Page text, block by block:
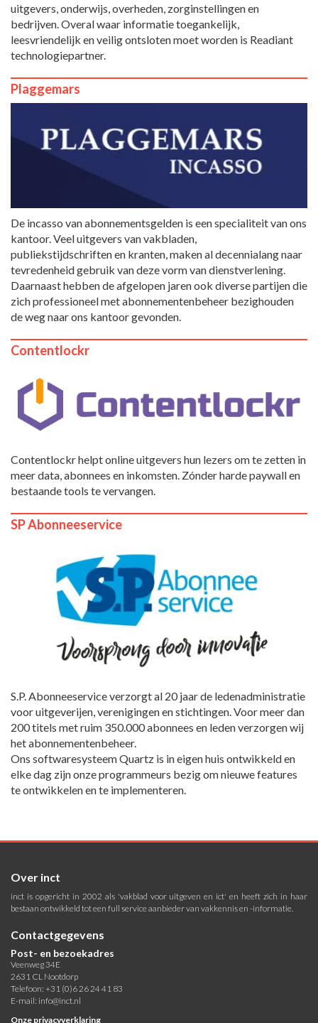
uitgevers, onderwijs, overheden, zorginstellingen en
bedrijven. Overal waar informatie toegankelijk,
leesvriendelijk en veilig ontsloten moet worden is Readiant
technologiepartner.
Plaggemars
De incasso van abonnementsgelden is een specialiteit van ons
kantoor. Veel uitgevers van vakbladen,
publiekstijdschriften en kranten, maken al decennialang naar
tevredenheid gebruik van deze vorm van dienstverlening.
Daarnaast hebben de afgelopen jaren ook diverse partijen die
zich professioneel met abonnementenbeheer bezighouden
de weg naar ons kantoor gevonden.
Contentlockr
Contentlockr helpt online uitgevers hun lezers om te zetten in
meer data, abonnees en inkomsten. Zónder harde paywall en
bestaande tools te vervangen.
SP Abonneeservice
S.P. Abonneeservice verzorgt al 20 jaar de ledenadministratie
voor uitgeverijen, verenigingen en stichtingen. Voor meer dan
200 titels met ruim 350.000 abonnees en leden verzorgen wij
het abonnementenbeheer.
Ons softwaresysteem Quartz is in eigen huis ontwikkeld en
elke dag zijn onze programmeurs bezig om nieuwe features
te ontwikkelen en te implementeren.
Over inct
inct is opgericht in 2002 als 'vakblad voor uitgeven en ict' en heeft zich in haar
bestaan ontwikkeld tot een full service aanbieder van vakkennis en -informatie.
Contactgegevens
Post- en bezoekadres
Veenweg 34E
2631 CL Nootdorp
Telefoon: +31 (0)6 26 24 41 83
E-mail: info@inct.nl
Onze privacyverklaring